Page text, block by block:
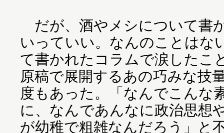
だが、酒やメシについて書
いっていい。なんのことはな
て書かれたコラムで涙したこ
原稿で展開するあの巧みな技
度もあった。「なんでこんな
に、なんであんなに政治思想
が幼稚で粗雑なんだろう」と